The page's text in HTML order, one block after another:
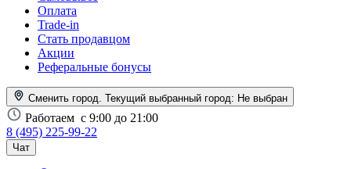
Оплата
Trade-in
Стать продавцом
Акции
Реферальные бонусы
Сменить город. Текущий выбранный город: Не выбран
Работаем с 9:00 до 21:00
8 (495) 225-99-22
Чат